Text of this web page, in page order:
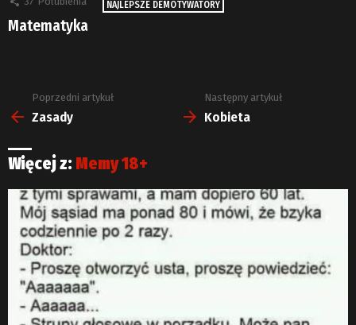
NAJLEPSZE DEMOTYWATORY
Matematyka
Zobacz
więcej
Poprzedni artykuł
Zasady
Następny artykuł
Kobieta
Więcej z: Memy 18+